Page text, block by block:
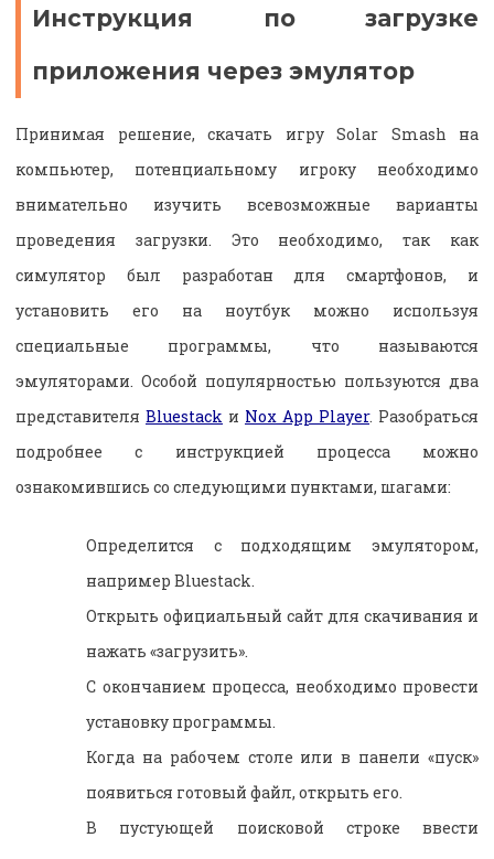
Инструкция по загрузке
приложения через эмулятор
Принимая решение, скачать игру Solar Smash на
компьютер, потенциальному игроку необходимо
внимательно изучить всевозможные варианты
проведения загрузки. Это необходимо, так как
симулятор был разработан для смартфонов, и
установить его на ноутбук можно используя
специальные программы, что называются
эмуляторами. Особой популярностью пользуются два
представителя Bluestack и Nox App Player. Разобраться
подробнее с инструкцией процесса можно
ознакомившись со следующими пунктами, шагами:
Определится с подходящим эмулятором,
например Bluestack.
Открыть официальный сайт для скачивания и
нажать «загрузить».
С окончанием процесса, необходимо провести
установку программы.
Когда на рабочем столе или в панели «пуск»
появиться готовый файл, открыть его.
В пустующей поисковой строке ввести